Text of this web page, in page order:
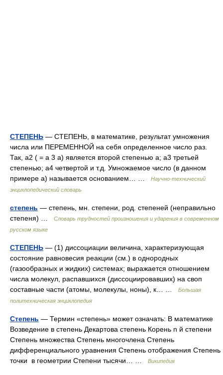
СТЕПЕНЬ — СТЕПЕНЬ, в математике, результат умножения
числа или ПЕРЕМЕННОЙ на себя определенное число раз.
Так, а2 ( = а 3 а) является второй степенью а; а3 третьей
степенью; а4 четвертой и т.д. Умножаемое число (в данном
примере а) называется основанием… …
Научно-технический
энциклопедический словарь
степень — степень, мн. степени, род. степеней (неправильно
степеня) …
Словарь трудностей произношения и ударения в современном
русском языке
СТЕПЕНЬ — (1) диссоциации величина, характеризующая
состояние равновесия реакции (см.) в однородных
(газообразных и жидких) системах; выражается отношением
числа молекул, распавшихся (диссоциировавших) на своп
составные части (атомы, молекулы, ноны), к… …
Большая
политехническая энциклопедия
Степень — Термин «степень» может означать: В математике
Возведение в степень Декартова степень Корень n й степени
Степень множества Степень многочлена Степень
дифференциального уравнения Степень отображения Степень
точки в геометрии Степени тысячи… …
Википедия